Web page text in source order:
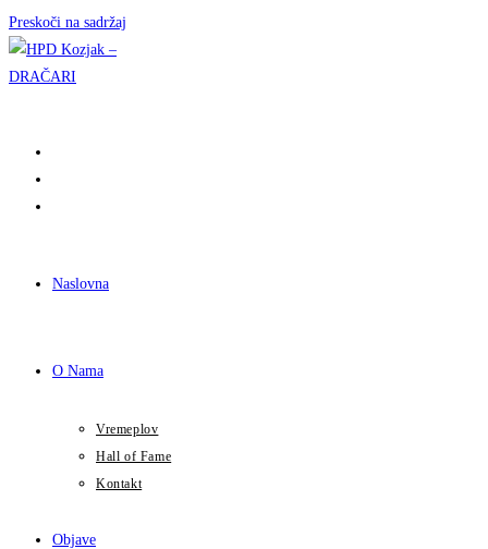
Preskoči na sadržaj
Naslovna
O Nama
Vremeplov
Hall of Fame
Kontakt
Objave